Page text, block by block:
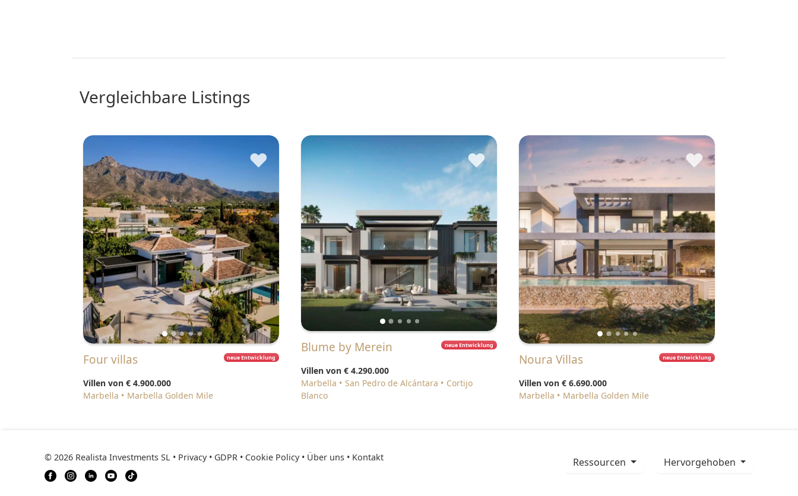
vergleichbare Listings
♥
neue Entwicklung
Four villas
Villen von€ 4.900.000
Marbella
Marbella Golden Mile
♥
neue Entwicklung
Blume by Merein
Villen von € 4.290.000
Marbella
San Pedro de Alcántara
Cortijo
Blanco
♥
neue Entwicklung
Noura Villas
Villen von € 6.690.000
Marbella
Marbella Golden Mile
© 2026 Realista Investments SL • Privacy • GDPR • Cookie Policy• Über uns• Kontakt ressourcen Hervorgehoben